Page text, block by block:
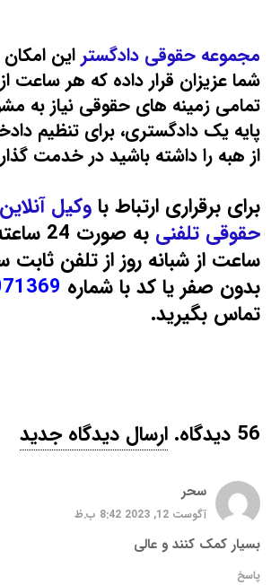
مجموعه حقوقی دادگستر این امکان
شما عزیزان قرار داده که هر ساعت
تمامی زمینه های حقوقی نیاز به
پایه یک دادگستری، برای تنظیم
از هبه را داشته باشید در خدمت
برای برقراری ارتباط باوکیل آنلاین
حقوقی تلفنی
به صورت
ساعت از شبانه روز از تلفن ثابت
بدون صفر یا کد با شماره
تماس بگیرید.
56 دیدگاه. ارسال دیدگاه جدید
سحر
آگوست 12, 2023 8:42 ب.ظ
بسیار کمک کنند و عالی
پاسخ